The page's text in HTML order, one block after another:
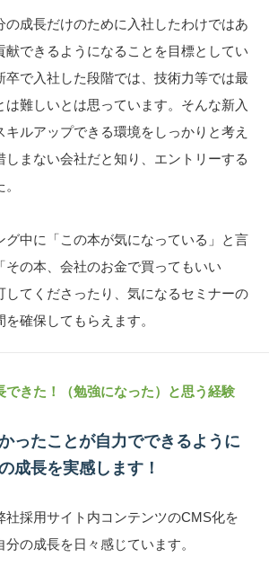
の成長だけのために入社したわけではあ
献できるようになることを目標としてい
卒で入社した段階では、技術力等では最
は難しいとは思っています。そんな新入
ルアップできる環境をしっかりと考え
しまない会社だと知り、エントリーする
グ中に「この本が気になっている」と言
その本、会社のお金で買ってもいい
してくださったり、気になるセミナーの
確保してもらえます。
できた！（勉強になった）と思う経験
ったことが自力でできるように
成長を実感します！
社採用サイト内コンテンツのCMS化を
の成長を日々感じています。